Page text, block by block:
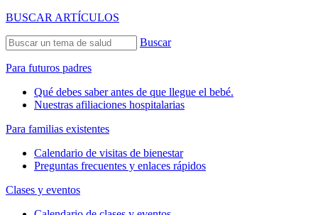
BUSCAR ARTÍCULOS
Buscar
Para futuros padres
Qué debes saber antes de que llegue el bebé.
Nuestras afiliaciones hospitalarias
Para familias existentes
Calendario de visitas de bienestar
Preguntas frecuentes y enlaces rápidos
Clases y eventos